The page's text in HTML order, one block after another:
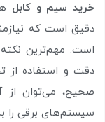
خرید سیم و کابل
دقیق است که
است. مهم‌ترین
دقت و استفاده از
صحیح، می‌توان از
سیستم‌های برقی را